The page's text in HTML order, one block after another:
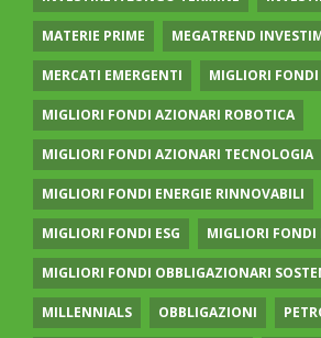
MATERIE PRIME MEGATREND
MERCATI EMERGENTI MIGLIORI
MIGLIORI FONDI AZIONARI ROBOTICA
MIGLIORI FONDI AZIONARI TECNOLOGIA
MIGLIORI FONDI ENERGIE RINNOVABILI
MIGLIORI FONDI ESG MIGLIORI FONDI
MIGLIORI FONDI OBBLIGAZIONARI
MILLENNIALS OBBLIGAZIONI